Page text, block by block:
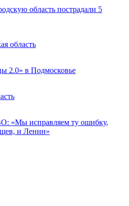
область пострадали 5
область
2.0» в Подмосковье
«Мы исправляем ту ошибку,
и Ленин»